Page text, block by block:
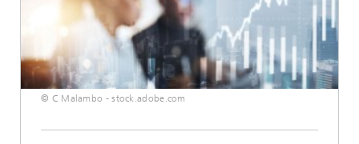
© C Malambo - stock.adobe.com